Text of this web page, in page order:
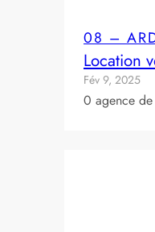
08 –
Location
Fév 9, 2025
0 agence